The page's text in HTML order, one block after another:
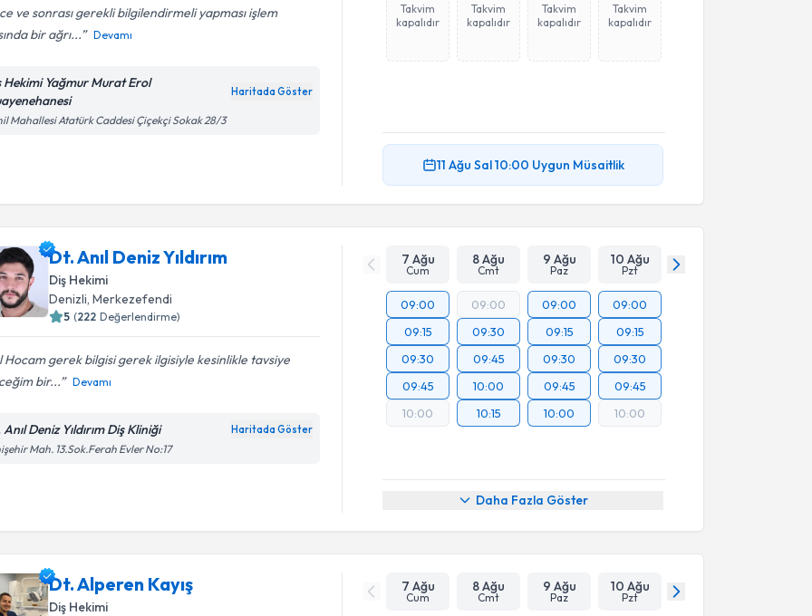
ve sonrası gerekli bilgilendirmeli yapması işlem
bir ağrı...
Devamı
Hekimi Yağmur Murat Erol
Haritada Göster
Mahallesi Atatürk Caddesi Çiçekçi Sokak 28/3
Takvim
kapalıdır
Takvim
kapalıdır
Takvim
kapalıdır
Takvim
kapalıdır
11 Ağu Sal10:00 Uygun Müsaitlik
Dt. Anıl Deniz Yıldırım
Diş Hekimi
Denizli , Merkezefendi
5 (222 Değerlendirme)
Hocam gerek bilgisi gerek ilgisiyle kesinlikle tavsiye
bir...
Devamı
Deniz Yıldırım Diş Kliniği Haritada Göster
Mah. 13.Sok.Ferah Evler No:17
7 Ağu
Cum
8 Ağu
Cmt
9 Ağu
Paz
10 Ağu
Pzt
09:00
09:15
09:30
09:45
10:00
09:00
09:30
09:45
10:00
10:15
09:00
09:15
09:30
09:45
10:00
09:00
09:15
09:30
09:45
10:00
Daha Fazla Göster
Dt. Alperen Kayış
Diş Hekimi
7 Ağu
Cum
8 Ağu
Cmt
9 Ağu
Paz
10 Ağu
Pzt